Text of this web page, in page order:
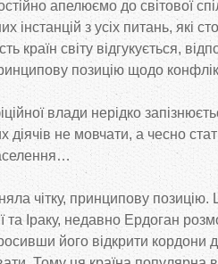
апелюємо до світової
інстанцій з усіх питань, які
країн світу відгукується,
позицію щодо
влади нерідко
діячів не мовчати, а чесно
чітку, принципову позицію.
та Іраку, недавно Ердоган
його відкрити кордони